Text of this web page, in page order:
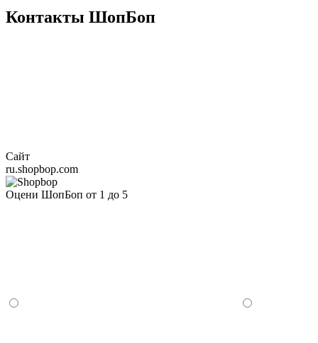
Контакты ШопБоп
Сайт
ru.shopbop.com
Оцени ШопБоп от 1 до 5